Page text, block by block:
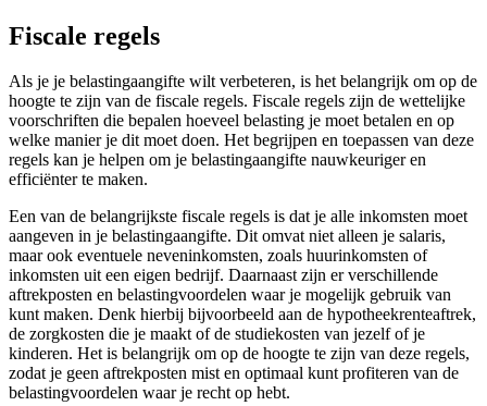
Fiscale regels
Als je je belastingaangifte wilt verbeteren, is het belangrijk om op de
hoogte te zijn van de fiscale regels. Fiscale regels zijn de wettelijke
voorschriften die bepalen hoeveel belasting je moet betalen en op
welke manier je dit moet doen. Het begrijpen en toepassen van deze
regels kan je helpen om je belastingaangifte nauwkeuriger en
efficiënter te maken.
Een van de belangrijkste fiscale regels is dat je alle inkomsten moet
aangeven in je belastingaangifte. Dit omvat niet alleen je salaris,
maar ook eventuele neveninkomsten, zoals huurinkomsten of
inkomsten uit een eigen bedrijf. Daarnaast zijn er verschillende
aftrekposten en belastingvoordelen waar je mogelijk gebruik van
kunt maken. Denk hierbij bijvoorbeeld aan de hypotheekrenteaftrek,
de zorgkosten die je maakt of de studiekosten van jezelf of je
kinderen. Het is belangrijk om op de hoogte te zijn van deze regels,
zodat je geen aftrekposten mist en optimaal kunt profiteren van de
belastingvoordelen waar je recht op hebt.